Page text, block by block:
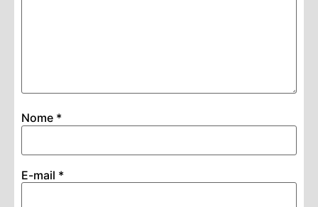
Nome *
E-mail *